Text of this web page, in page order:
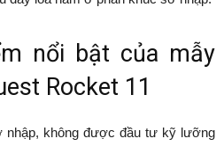
nổi bật của mẫy
Rocket 11
nhập, không được đầu tư kỹ lưỡng